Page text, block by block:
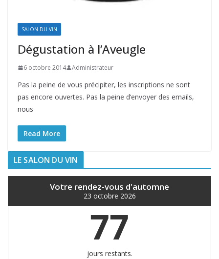
SALON DU VIN
Dégustation à l’Aveugle
6 octobre 2014 Administrateur
Pas la peine de vous précipiter, les inscriptions ne sont
pas encore ouvertes. Pas la peine d’envoyer des emails,
nous
Read More
LE SALON DU VIN
Votre rendez-vous d'automne
23 octobre 2026
77
jours restants.